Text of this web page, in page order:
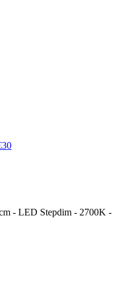
- LED Stepdim - 2700K -